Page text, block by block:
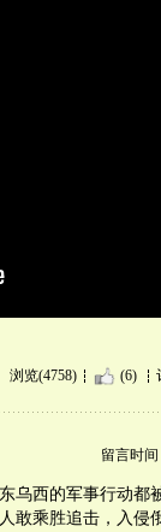
浏览(4758) (6)
留言时间
乌西的军事行动都
敢乘胜追击，入侵